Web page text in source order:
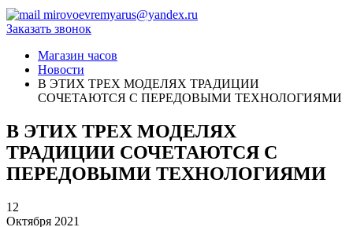
mirovoevremyarus@yandex.ru
Заказать звонок
Магазин часов
Новости
В ЭТИХ ТРЕХ МОДЕЛЯХ ТРАДИЦИИ
СОЧЕТАЮТСЯ С ПЕРЕДОВЫМИ ТЕХНОЛОГИЯМИ
В ЭТИХ ТРЕХ МОДЕЛЯХ
ТРАДИЦИИ СОЧЕТАЮТСЯ С
ПЕРЕДОВЫМИ ТЕХНОЛОГИЯМИ
12
Октября 2021